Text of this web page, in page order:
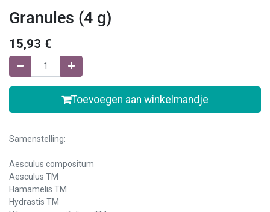
Granules (4 g)
15,93 €
Toevoegen aan winkelmandje
Samenstelling:
Aesculus compositum
Aesculus TM
Hamamelis TM
Hydrastis TM